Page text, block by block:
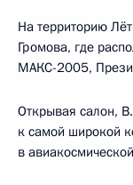
На территорию
Громова, где
МАКС-2005,
Открывая салон,
к самой широкой
в